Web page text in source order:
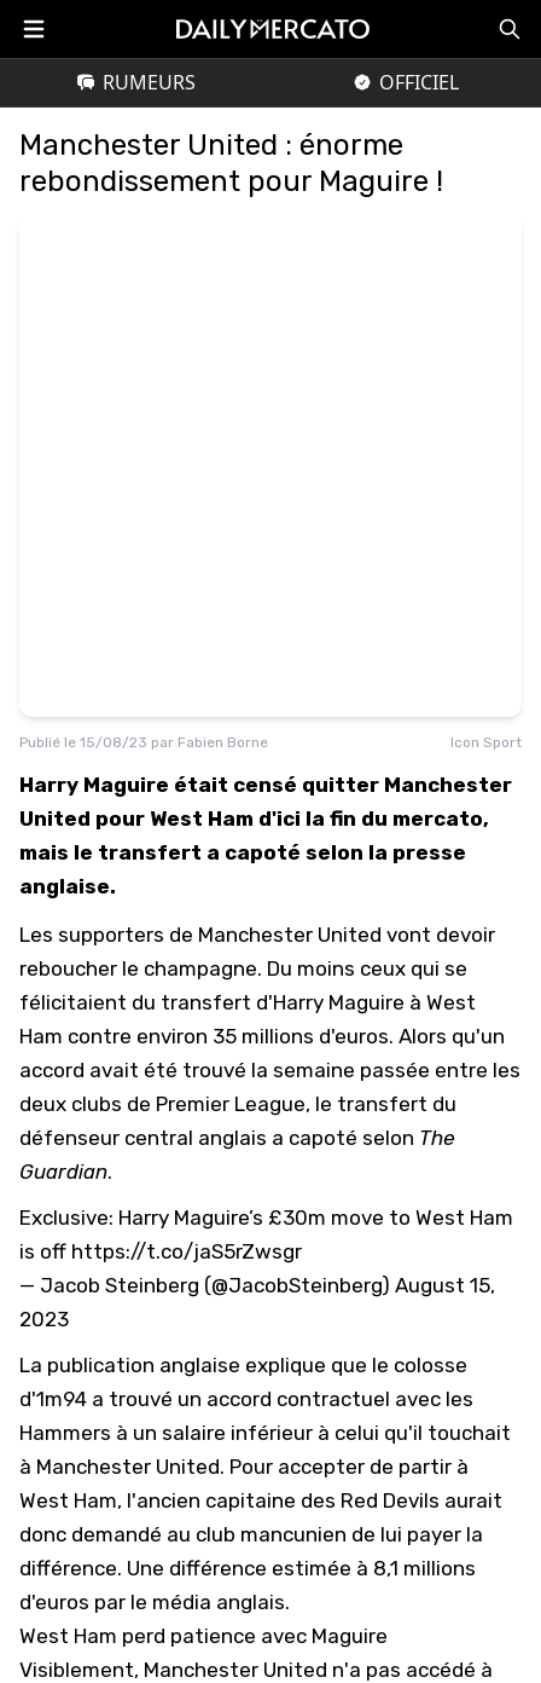
RUMEURS OFFICIEL
Manchester United : énorme
rebondissement pour Maguire !
Publié le 15/08/23 par Fabien Borne Icon Sport
Harry Maguire était censé quitter Manchester
United pour West Ham d'ici la fin du mercato,
mais le transfert a capoté selon la presse
anglaise.
Les supporters de Manchester United vont devoir
reboucher le champagne. Du moins ceux qui se
félicitaient du transfert d'Harry Maguire à West
Ham contre environ 35 millions d'euros. Alors qu'un
accord avait été trouvé la semaine passée entre les
deux clubs de Premier League, le transfert du
défenseur central anglais a capoté selon The
Guardian.
Exclusive: Harry Maguire’s £30m move to West Ham
is off https://t.co/jaS5rZwsgr
— Jacob Steinberg (@JacobSteinberg) August 15,
2023
La publication anglaise explique que le colosse
d'1m94 a trouvé un accord contractuel avec les
Hammers à un salaire inférieur à celui qu'il touchait
à Manchester United. Pour accepter de partir à
West Ham, l'ancien capitaine des Red Devils aurait
donc demandé au club mancunien de lui payer la
différence. Une différence estimée à 8,1 millions
d'euros par le média anglais.
West Ham perd patience avec Maguire
Visiblement, Manchester United n'a pas accédé à